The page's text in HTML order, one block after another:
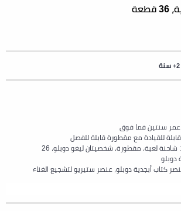
2+ سنة
عمر سنتين فما فوق
للقيادة مع مقطورة قابلة للفصل
محتويات الصندوق: شاحنة لعبة، مقطورة، شخصيتان ليغو دوبلو، 26
دوبلو
كتاب أبجدية دوبلو، عنصر ستيريو لتشجيع الغناء